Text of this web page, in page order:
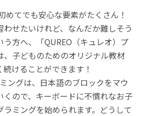
てでも安心な要素がたくさん！
わせたいけれど、なんだか難しそう
方へ、「QUREO（キュレオ）プ
、子どものためのオリジナル教材
けることができます！
ングは、日本語のブロックをマウ
くので、キーボードに不慣れなお子
ミングを始められます。どうして